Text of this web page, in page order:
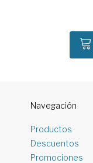
Navegación
Productos
Descuentos
Promociones